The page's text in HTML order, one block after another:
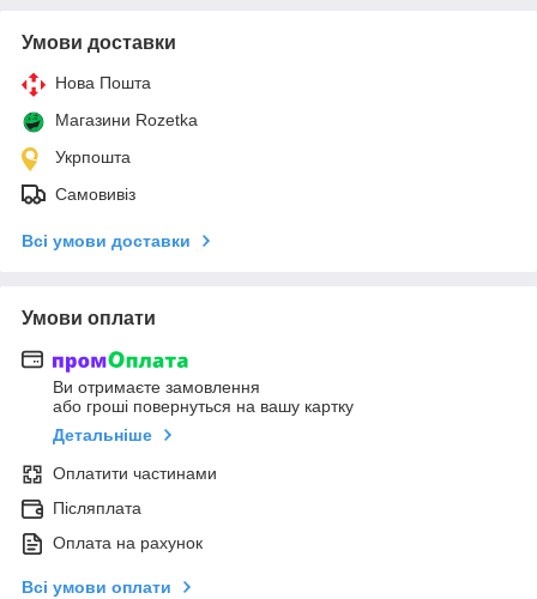
Умови доставки
Нова Пошта
Магазини Rozetka
Укрпошта
Самовивіз
Всі умови доставки
Умови оплати
Ви отримаєте замовлення
або гроші повернуться на вашу картку
Детальніше
Оплатити частинами
Післяплата
Оплата на рахунок
Всі умови оплати